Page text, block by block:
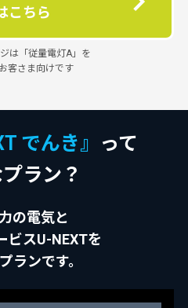
こちら
は「従量電灯A」を
客さま向けです
でんき』
って
ラン？
の電気と
ビスU-NEXTを
ランです。